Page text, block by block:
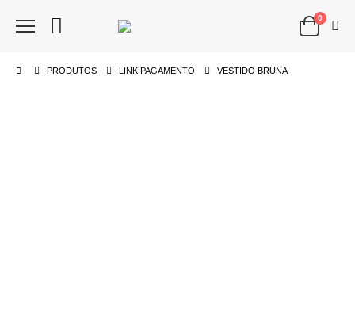
0
PRODUTOS LINK PAGAMENTO VESTIDO BRUNA